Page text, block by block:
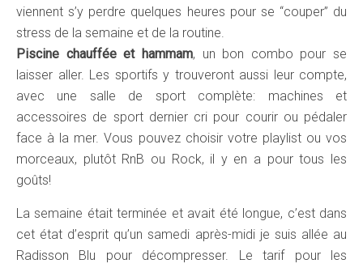
viennent s’y perdre quelques heures pour se “couper” du
stress de la semaine et de la routine.
Piscine chauffée et hammam, un bon combo pour se
laisser aller. Les sportifs y trouveront aussi leur compte,
avec une salle de sport complète: machines et
accessoires de sport dernier cri pour courir ou pédaler
face à la mer. Vous pouvez choisir votre playlist ou vos
morceaux, plutôt RnB ou Rock, il y en a pour tous les
goûts!
La semaine était terminée et avait été longue, c’est dans
cet état d’esprit qu’un samedi après-midi je suis allée au
Radisson Blu pour décompresser. Le tarif pour les